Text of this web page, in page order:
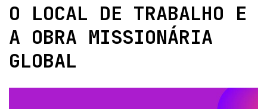
O LOCAL DE TRABALHO E
A OBRA MISSIONÁRIA
GLOBAL